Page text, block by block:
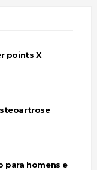
points X
para homens e